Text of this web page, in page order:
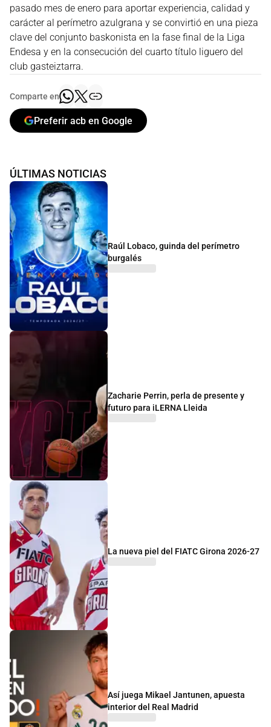
pasado mes de enero para aportar experiencia, calidad y
carácter al perímetro azulgrana y se convirtió en una pieza
clave del conjunto baskonista en la fase final de la Liga
Endesa y en la consecución del cuarto título liguero del
club gasteiztarra.
Comparte en
Preferir acb en Google
ÚLTIMAS NOTICIAS
Raúl Lobaco, guinda del perímetro
burgalés
Zacharie Perrin, perla de presente y
futuro para iLERNA Lleida
La nueva piel del FIATC Girona 2026-27
Así juega Mikael Jantunen, apuesta
interior del Real Madrid